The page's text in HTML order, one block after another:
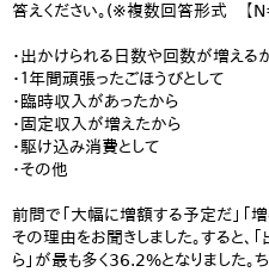
答えください。(※複数回答形式 【
・出かけられる日数や回数が増える
・１年間頑張ったごほうびとして
・臨時収入があったから
・固定収入が増えたから
・駆け込み消費とし
・その他 ５
前問で「大幅に増額する予定だ」「
その理由をお聞きしました。すると
ら」が最も多く36.2%となりました